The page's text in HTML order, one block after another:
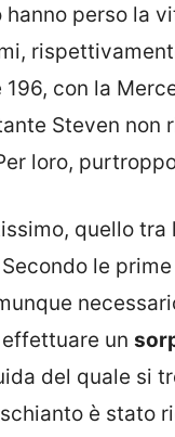
perso la
con la
Steven non
loro,
quello tra
le
un
del quale si
è stato